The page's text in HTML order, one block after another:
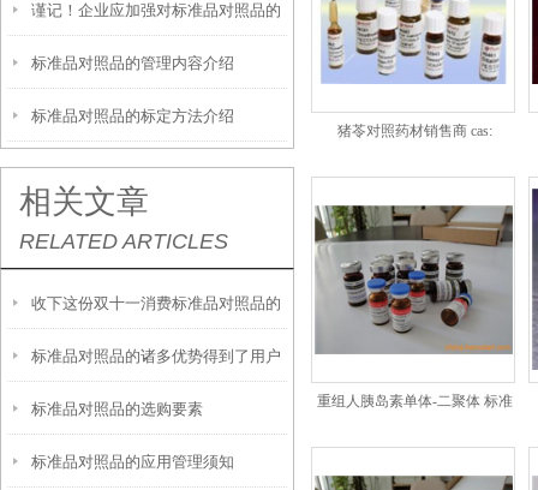
答
谨记！企业应加强对标准品对照品的
管理
标准品对照品的管理内容介绍
标准品对照品的标定方法介绍
相关文章
RELATED ARTICLES
收下这份双十一消费标准品对照品的
避坑指南
标准品对照品的诸多优势得到了用户
们的认可
标准品对照品的选购要素
标准品对照品的应用管理须知
猪苓对照药材销售商 cas:
重组人胰岛素单体-二聚体 标准